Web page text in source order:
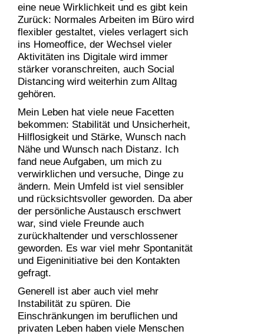
eine neue Wirklichkeit und es gibt kein
Zurück: Normales Arbeiten im Büro wird
flexibler gestaltet, vieles verlagert sich
ins Homeoffice, der Wechsel vieler
Aktivitäten ins Digitale wird immer
stärker voranschreiten, auch Social
Distancing wird weiterhin zum Alltag
gehören.
Mein Leben hat viele neue Facetten
bekommen: Stabilität und Unsicherheit,
Hilflosigkeit und Stärke, Wunsch nach
Nähe und Wunsch nach Distanz. Ich
fand neue Aufgaben, um mich zu
verwirklichen und versuche, Dinge zu
ändern. Mein Umfeld ist viel sensibler
und rücksichtsvoller geworden. Da aber
der persönliche Austausch erschwert
war, sind viele Freunde auch
zurückhaltender und verschlossener
geworden. Es war viel mehr Spontanität
und Eigeninitiative bei den Kontakten
gefragt.
Generell ist aber auch viel mehr
Instabilität zu spüren. Die
Einschränkungen im beruflichen und
privaten Leben haben viele Menschen